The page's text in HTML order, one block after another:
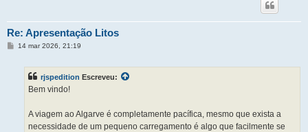
Re: Apresentação Litos
M
14 mar 2026, 21:19
rjspedition Escreveu:
Bem vindo!
A viagem ao Algarve é completamente pacífica, mesmo que exista a
necessidade de um pequeno carregamento é algo que facilmente se